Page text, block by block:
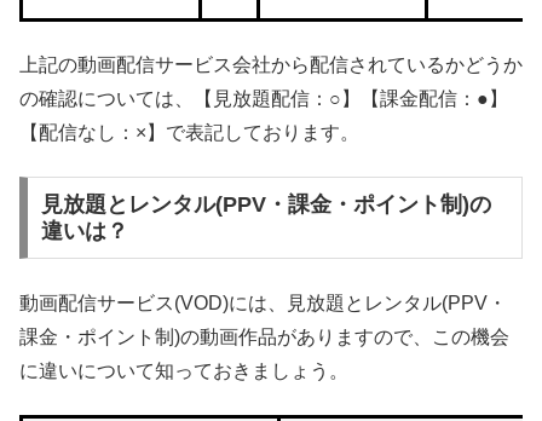
上記の動画配信サービス会社から配信されているかどうか
の確認については、【見放題配信：○】【課金配信：●】
【配信なし：×】で表記しております。
見放題とレンタル(PPV・課金・ポイント制)の
違いは？
動画配信サービス(VOD)には、見放題とレンタル(PPV・
課金・ポイント制)の動画作品がありますので、この機会
に違いについて知っておきましょう。